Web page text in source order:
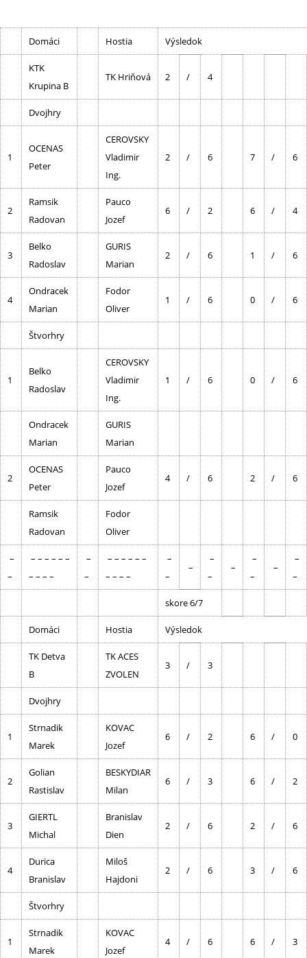
Domáci Hostia Výsledok
KTK
Krupina B
TK Hriňová 2 / 4
Dvojhry
1
OCENAS
Peter
CEROVSKY
Vladimir
Ing.
2 / 6 7 / 6
2
Ramsik
Radovan
Pauco
Jozef
6 / 2 6 / 4
3
Belko
Radoslav
GURIS
Marian
2 / 6 1 / 6
4
Ondracek
Marian
Fodor
Oliver
1 / 6 0 / 6
Štvorhry
1
Belko
Radoslav
CEROVSKY
Vladimir
Ing.
1 / 6 0 / 6
Ondracek
Marian
GURIS
Marian
2
OCENAS
Peter
Pauco
Jozef
4 / 6 2 / 6
Ramsik
Radovan
Fodor
Oliver
–
–
– – – – – –
– – – –
–
–
– – – – – –
– – – –
–
–
–
–
–
–
–
–
–
–
–
skore 6/7
Domáci Hostia Výsledok
TK Detva
B
TK ACES
ZVOLEN
3 / 3
Dvojhry
1
Strnadik
Marek
KOVAC
Jozef
6 / 2 6 / 0
2
Golian
Rastislav
BESKYDIAR
Milan
6 / 3 6 / 2
3
GIERTL
Michal
Branislav
Dien
2 / 6 2 / 6
4
Durica
Branislav
Miloš
Hajdoni
2 / 6 3 / 6
Štvorhry
1
Strnadik
Marek
KOVAC
Jozef
4 / 6 6 / 3